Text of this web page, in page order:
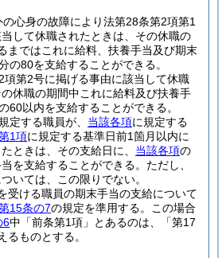
の心身の故障により法第28条第2項第1
して休職されたときは、その休職の
まではこれに給料、扶養手当及び期末
の80を支給することができる。
項第2号に掲げる事由に該当して休職
休職の期間中これに給料及び扶養手
60以内を支給することができる。
定する職員が、 当該各項に規定する
1項に規定する基準日前1箇月以内に
ときは、その支給日に、 当該各項の
を支給することができる。 ただし、
いては、この限りでない。
受ける職員の期末手当の支給について
15条の7の規定を準用する。
この場合
6中「前条第1項」とあるのは、「第17
るものとする。